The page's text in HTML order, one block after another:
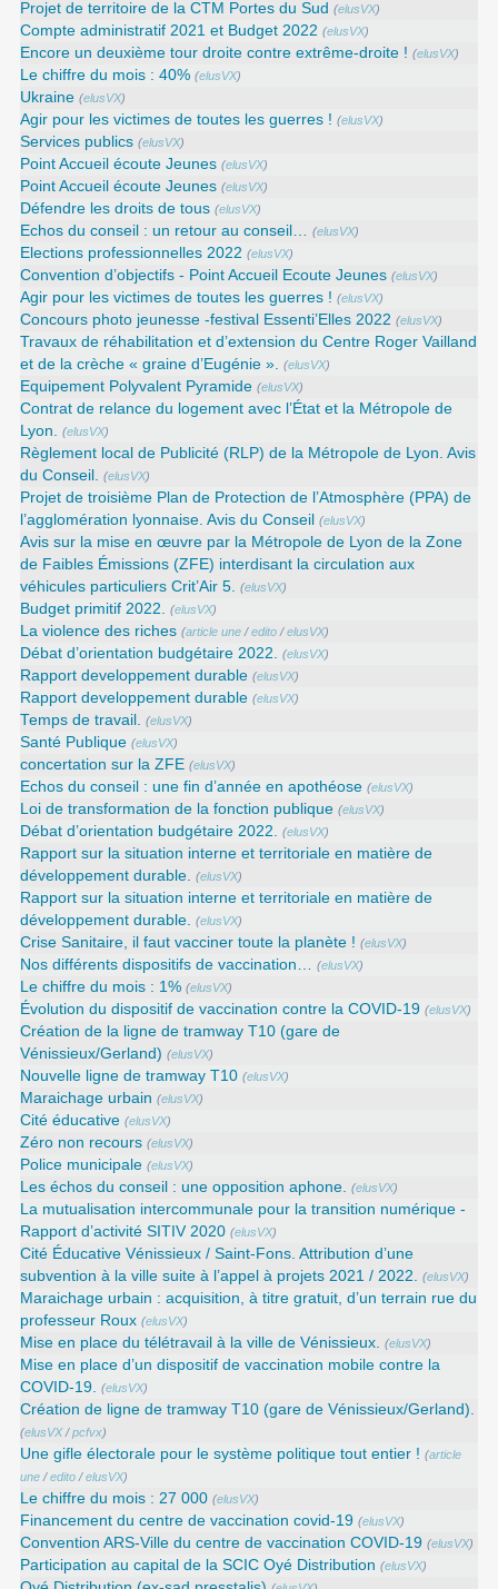
Projet de territoire de la CTM Portes du Sud (elusVX)
Compte administratif 2021 et Budget 2022 (elusVX)
Encore un deuxième tour droite contre extrême-droite ! (elusVX)
Le chiffre du mois : 40% (elusVX)
Ukraine (elusVX)
Agir pour les victimes de toutes les guerres ! (elusVX)
Services publics (elusVX)
Point Accueil écoute Jeunes (elusVX)
Point Accueil écoute Jeunes (elusVX)
Défendre les droits de tous (elusVX)
Echos du conseil : un retour au conseil… (elusVX)
Elections professionnelles 2022 (elusVX)
Convention d’objectifs - Point Accueil Ecoute Jeunes (elusVX)
Agir pour les victimes de toutes les guerres ! (elusVX)
Concours photo jeunesse -festival Essenti’Elles 2022 (elusVX)
Travaux de réhabilitation et d’extension du Centre Roger Vailland
et de la crèche « graine d’Eugénie ». (elusVX)
Equipement Polyvalent Pyramide (elusVX)
Contrat de relance du logement avec l’État et la Métropole de
Lyon. (elusVX)
Règlement local de Publicité (RLP) de la Métropole de Lyon. Avis
du Conseil. (elusVX)
Projet de troisième Plan de Protection de l’Atmosphère (PPA) de
l’agglomération lyonnaise. Avis du Conseil
(elusVX)
Avis sur la mise en œuvre par la Métropole de Lyon de la Zone
de Faibles Émissions (ZFE) interdisant la circulation aux
véhicules particuliers Crit’Air 5. (elusVX)
Budget primitif 2022. (elusVX)
La violence des riches (article une /edito /elusVX)
Débat d’orientation budgétaire 2022. (elusVX)
Rapport developpement durable (elusVX)
Rapport developpement durable (elusVX)
Temps de travail. (elusVX)
Santé Publique (elusVX)
concertation sur la ZFE (elusVX)
Echos du conseil : une fin d’année en apothéose (elusVX)
Loi de transformation de la fonction publique (elusVX)
Débat d’orientation budgétaire 2022. (elusVX)
Rapport sur la situation interne et territoriale en matière de
développement durable. (elusVX)
Rapport sur la situation interne et territoriale en matière de
développement durable. (elusVX)
Crise Sanitaire, il faut vacciner toute la planète ! (elusVX)
Nos différents dispositifs de vaccination… (elusVX)
Le chiffre du mois : 1% (elusVX)
Évolution du dispositif de vaccination contre la COVID-19 (elusVX)
Création de la ligne de tramway T10 (gare de
Vénissieux/Gerland) (elusVX)
Nouvelle ligne de tramway T10 (elusVX)
Maraichage urbain (elusVX)
Cité éducative (elusVX)
Zéro non recours (elusVX)
Police municipale (elusVX)
Les échos du conseil : une opposition aphone. (elusVX)
La mutualisation intercommunale pour la transition numérique -
Rapport d’activité SITIV 2020 (elusVX)
Cité Éducative Vénissieux / Saint-Fons. Attribution d’une
subvention à la ville suite à l’appel à projets 2021 / 2022. (elusVX)
Maraichage urbain : acquisition, à titre gratuit, d’un terrain rue du
professeur Roux (elusVX)
Mise en place du télétravail à la ville de Vénissieux. (elusVX)
Mise en place d’un dispositif de vaccination mobile contre la
COVID-19. (elusVX)
Création de ligne de tramway T10 (gare de Vénissieux/Gerland).
(elusVX/pcfvx)
Une gifle électorale pour le système politique tout entier ! (article
une /edito /elusVX)
Le chiffre du mois : 27 000 (elusVX)
Financement du centre de vaccination covid-19 (elusVX)
Convention ARS‑Ville du centre de vaccination COVID‑19 (elusVX)
Participation au capital de la SCIC Oyé Distribution (elusVX)